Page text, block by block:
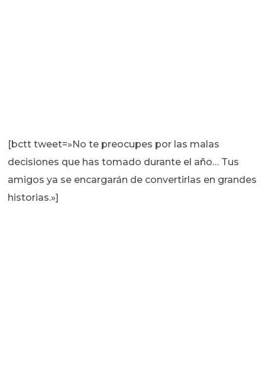
[bctt tweet=»No te preocupes por las malas
decisiones que has tomado durante el año… Tus
amigos ya se encargarán de convertirlas en grandes
historias.»]